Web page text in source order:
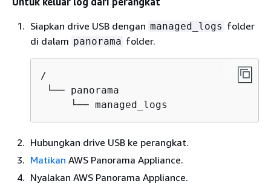
Siapkan drive USB dengan managed_logs folder
di dalam panorama folder.
/
└── panorama
     └── managed_logs
Hubungkan drive USB ke perangkat.
Matikan AWS Panorama Appliance.
Nyalakan AWS Panorama Appliance.